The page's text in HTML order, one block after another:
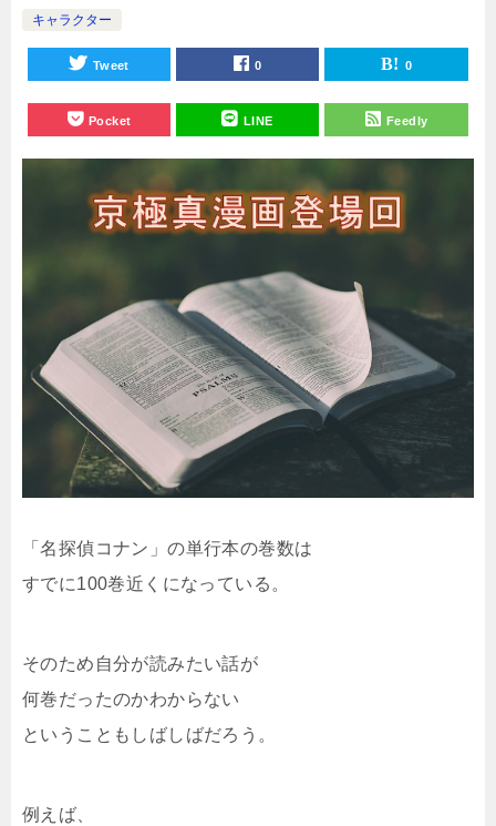
キャラクター
Tweet 0 0
Pocket LINE Feedly
「名探偵コナン」の単行本の巻数は
すでに100巻近くになっている。
そのため自分が読みたい話が
何巻だったのかわからない
ということもしばしばだろう。
例えば、